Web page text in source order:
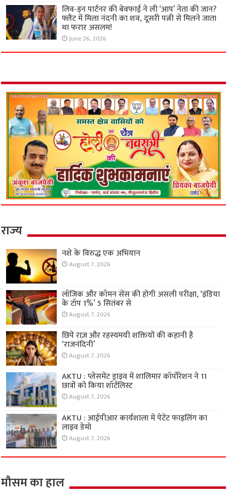
लिव-इन पार्टनर की बेवफाई ने ली ‘आप’ नेता की जान?
फ्लैट में मिला नंदनी का शव, दूसरी पत्नी से मिलने जाता
था फरार असलम!
June 26, 2026
राज्य
नशे के विरुद्ध एक अभियान
August 7, 2026
लॉजिक और कॉमन सेंस की होगी असली परीक्षा, ‘इंडिया
के टॉप 1%’ 5 सितंबर से
August 7, 2026
छिपे राज़ और रहस्यमयी शक्तियों की कहानी है
‘राजनंदिनी’
August 7, 2026
AKTU : प्लेसमेंट ड्राइव में शालिमार कॉर्पोरेशन ने 11
छात्रों को किया शॉर्टलिस्ट
August 7, 2026
AKTU : आईपीआर कार्यशाला में पेटेंट फाइलिंग का
लाइव डेमो
August 7, 2026
मौसम का हाल